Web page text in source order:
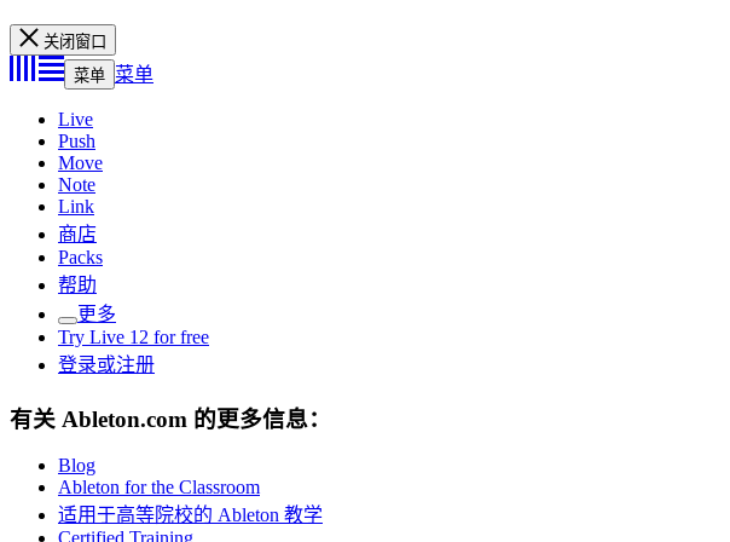
关闭窗口
菜单 菜单
Live
Push
Move
Note
Link
商店
Packs
帮助
更多
Try Live 12 for free
登录或注册
有关 Ableton.com 的更多信息：
Blog
Ableton for the Classroom
适用于高等院校的 Ableton 教学